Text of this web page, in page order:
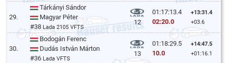
29.
Tárkányi Sándor
Magyar Péter
#38Lada 2105 VFTS
12
01:17:13.4
02:20.0
+13:31.4
+03.6
30.
Bodogán Ferenc
Dudás István Márton
#36 Lada VFTS
13
01:18:29.5
10.0
+14:47.5
+01:16.1